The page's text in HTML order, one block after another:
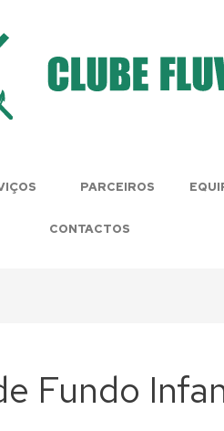
PARCEIROS
CONTACTOS
Fundo